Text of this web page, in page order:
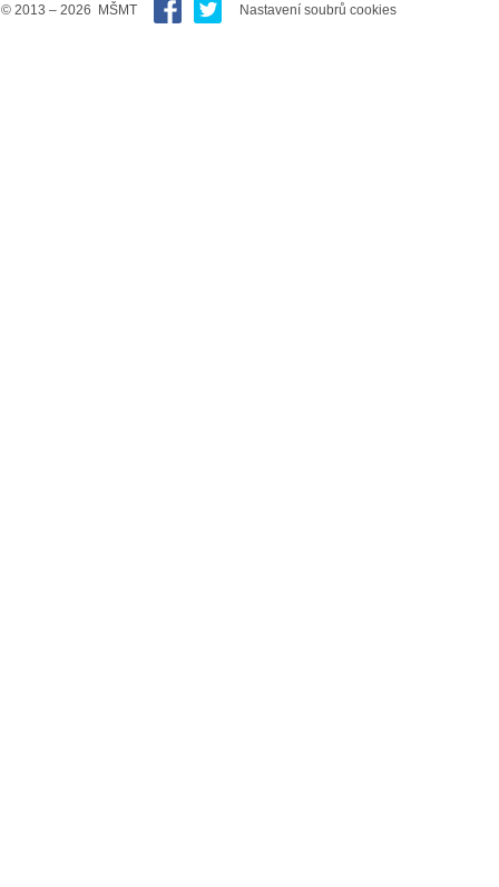
© 2013 – 2026 MŠMT Nastavení soubrů cookies